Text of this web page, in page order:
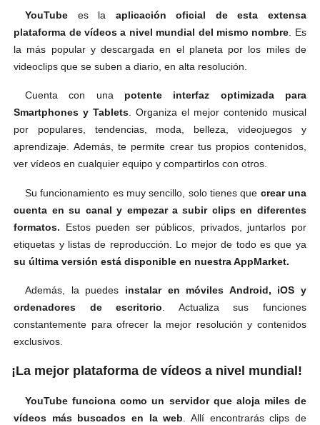
YouTube es la aplicación oficial de esta extensa
plataforma de vídeos a nivel mundial del mismo nombre . Es
la más popular y descargada en el planeta por los miles de
videoclips que se suben a diario, en alta resolución.
Cuenta con una potente interfaz optimizada para
Smartphones y Tablets . Organiza el mejor contenido musical
por populares, tendencias, moda, belleza, videojuegos y
aprendizaje. Además, te permite crear tus propios contenidos,
ver vídeos en cualquier equipo y compartirlos con otros.
Su funcionamiento es muy sencillo, solo tienes que crear una
cuenta en su canal y empezar a subir clips en diferentes
formatos. Estos pueden ser públicos, privados, juntarlos por
etiquetas y listas de reproducción. Lo mejor de todo es que ya
su última versión está disponible en nuestra AppMarket.
Además, la puedes instalar en móviles Android, iOS y
ordenadores de escritorio . Actualiza sus funciones
constantemente para ofrecer la mejor resolución y contenidos
exclusivos.
¡La mejor plataforma de vídeos a nivel mundial!
YouTube funciona como un servidor que aloja miles de
vídeos más buscados en la web. Allí encontrarás clips de